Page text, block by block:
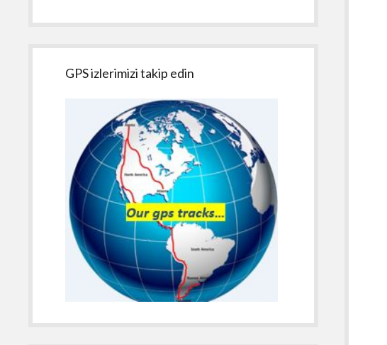
GPS izlerimizi takip edin